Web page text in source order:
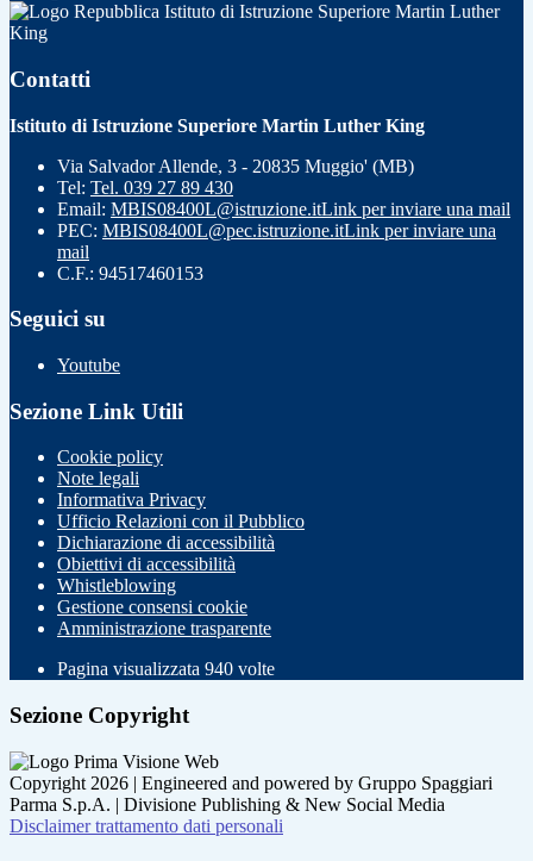
Istituto di Istruzione Superiore Martin Luther
King
Contatti
Istituto di Istruzione Superiore Martin Luther King
Via Salvador Allende, 3 - 20835 Muggio' (MB)
Tel: Tel. 039 27 89 430
Email: MBIS08400L@istruzione.itLink per inviare una mail
PEC: MBIS08400L@pec.istruzione.itLink per inviare una
mail
C.F.: 94517460153
Seguici su
Youtube
Sezione Link Utili
Cookie policy
Note legali
Informativa Privacy
Ufficio Relazioni con il Pubblico
Dichiarazione di accessibilità
Obiettivi di accessibilità
Whistleblowing
Gestione consensi cookie
Amministrazione trasparente
Pagina visualizzata 940 volte
Sezione Copyright
Copyright 2026 | Engineered and powered by Gruppo Spaggiari
Parma S.p.A. | Divisione Publishing & New Social Media
Disclaimer trattamento dati personali